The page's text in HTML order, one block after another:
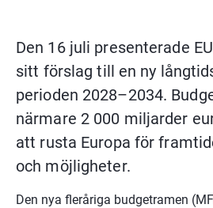
Den 16 juli presenterade
sitt förslag till en ny
perioden 2028–2034.
närmare 2 000 miljarder
att rusta Europa för
och möjligheter.
Den nya fleråriga budgetramen